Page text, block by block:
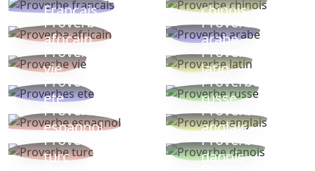
Français
chinois
Proverbe
africain
Proverbe
arabe
Proverbe
vie
Proverbe
latin
Proverbes
ete
Proverbe
russe
Proverbe
espagnol
Proverbe
anglais
Proverbe
turc
Proverbe
danois